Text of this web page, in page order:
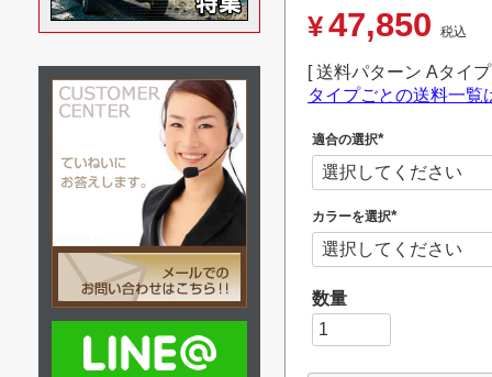
¥47,850 税込
送料パターン Aタイプ
タイプごとの送料一覧
適合の選択
(
必
須
)
カラーを選択
(
必
須
)